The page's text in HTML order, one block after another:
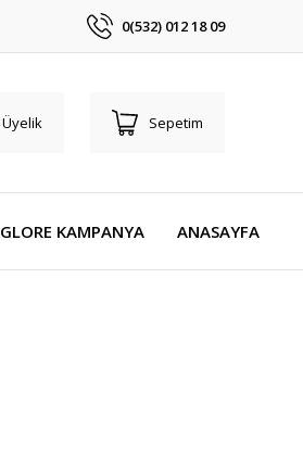
0(532) 012 18 09
Üyelik Sepetim
GLORE KAMPANYA ANASAYFA